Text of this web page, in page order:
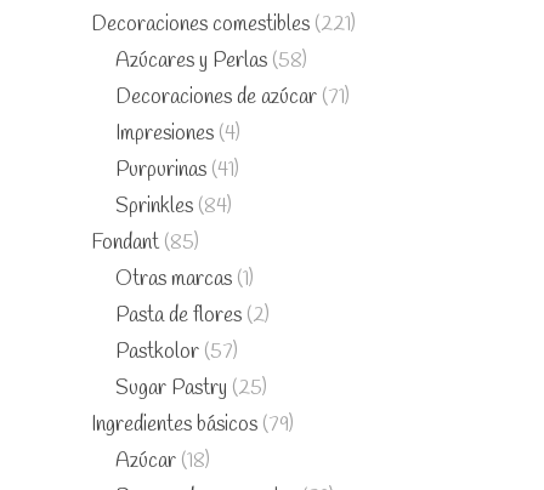
Decoraciones comestibles (221)
Azúcares y Perlas (58)
Decoraciones de azúcar (71)
Impresiones (4)
Purpurinas (41)
Sprinkles (84)
Fondant (85)
Otras marcas (1)
Pasta de flores (2)
Pastkolor (57)
Sugar Pastry (25)
Ingredientes básicos (79)
Azúcar (18)